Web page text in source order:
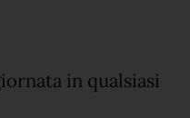
in qualsiasi